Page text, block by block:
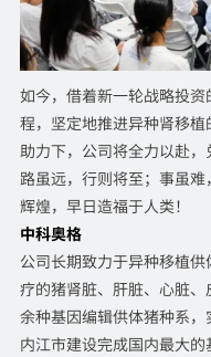
如今，借着新一轮战略投
程，坚定地推进异种肾移
助力下，公司将全力以赴，
路虽远，行则将至；事虽
辉煌，早日造福于人类！
中科奥格
公司长期致力于异种移植
疗的猪肾脏、肝脏、心脏
余种基因编辑供体猪种系
内江市建设完成国内最大